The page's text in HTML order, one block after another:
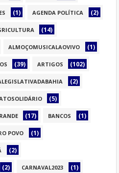
(1) AGENDA POLÍTICA (2)
(14)
ALMOÇOMUSICALAOVIVO (1)
(39) ARTIGOS (102)
(2)
(5)
(17) BANCOS (1)
POVO (1)
(2)
(2) CARNAVAL2023 (1)